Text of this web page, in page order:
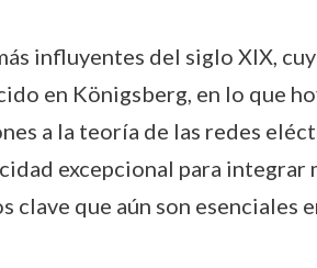
influyentes del siglo XIX,
en Königsberg, en lo que
a la teoría de las redes
excepcional para integrar
que aún son esenciales